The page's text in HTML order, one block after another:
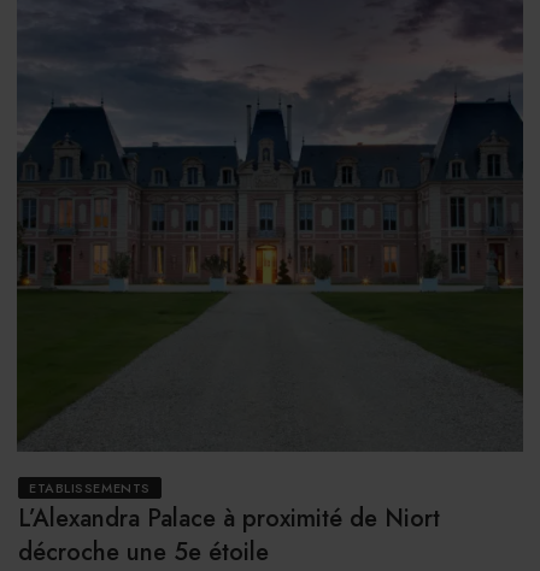
ETABLISSEMENTS
L’Alexandra Palace à proximité de Niort
décroche une 5e étoile